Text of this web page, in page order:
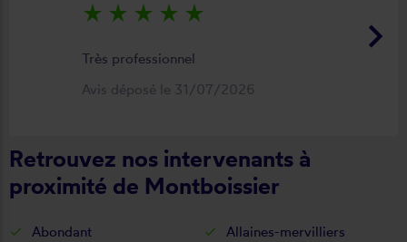
keyboard_arrow_right
star_rate star_rate star_rate star_rate star_rate
Très professionnel
Avis déposé le 31/07/2026
Retrouvez nos intervenants à
proximité de Montboissier
Abondant
Allaines-mervilliers